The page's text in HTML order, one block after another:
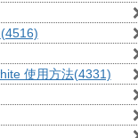
(4516)
使用方法(4331)